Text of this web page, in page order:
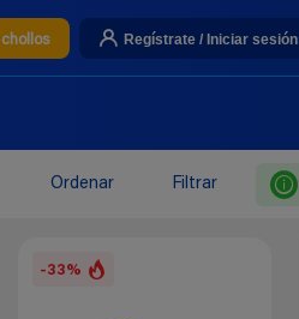
chollos Regístrate / Iniciar sesión
Ordenar Filtrar
-33%